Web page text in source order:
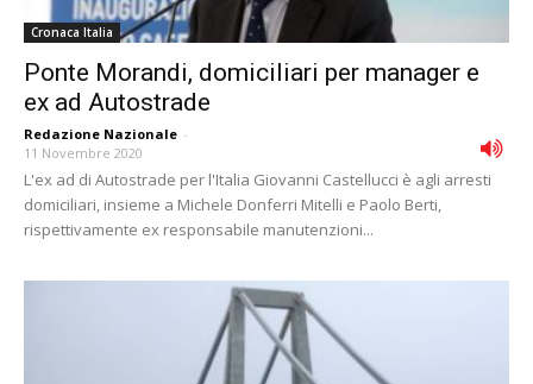
Cronaca Italia
Ponte Morandi, domiciliari per manager e
ex ad Autostrade
Redazione Nazionale -
11 Novembre 2020
L'ex ad di Autostrade per l'Italia Giovanni Castellucci è agli arresti
domiciliari, insieme a Michele Donferri Mitelli e Paolo Berti,
rispettivamente ex responsabile manutenzioni...